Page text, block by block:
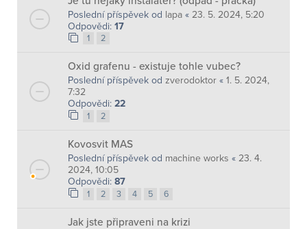
Poslední příspěvek od lapa « 23. 5. 2024, 5:20
Odpovědi: 17
1 2
Oxid grafenu - existuje tohle vubec?
Poslední příspěvek od zverodoktor « 1. 5. 2024,
7:32
Odpovědi: 22
1 2
Kovosvit MAS
Poslední příspěvek od machine works « 23. 4.
2024, 10:05
Odpovědi: 87
1 2 3 4 5 6
Jak jste připraveni na krizi